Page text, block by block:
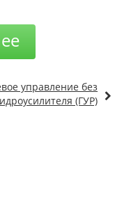
управление без
(ГУР)